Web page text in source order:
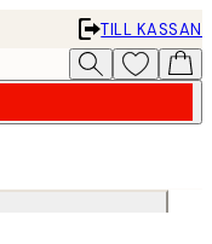
TILL KASSAN